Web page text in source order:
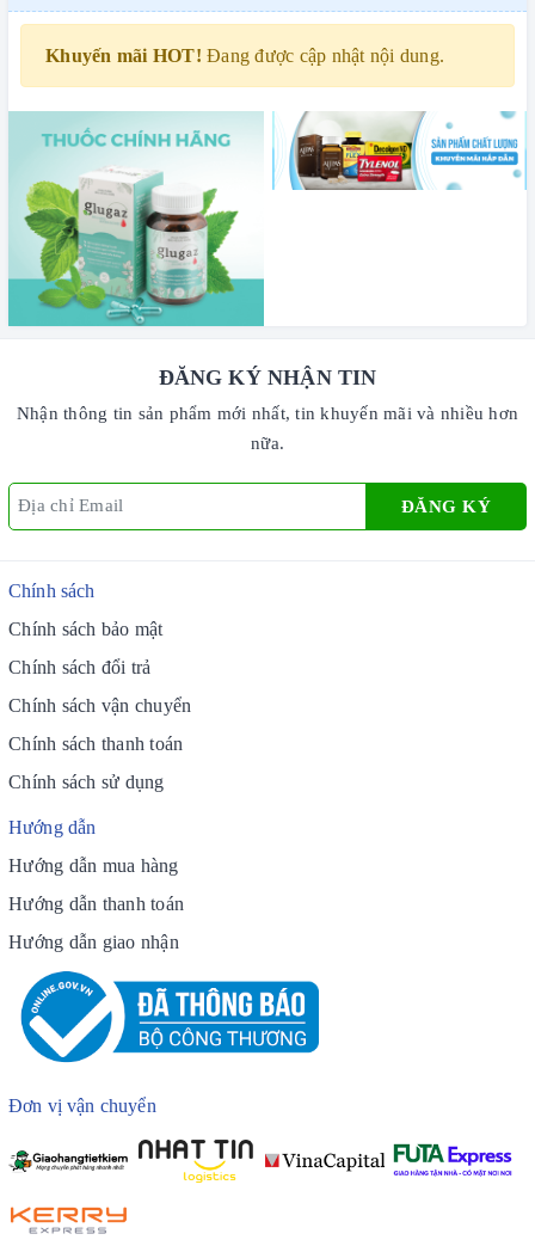
Khuyến mãi HOT! Đang được cập nhật nội dung.
ĐĂNG KÝ NHẬN TIN
Nhận thông tin sản phẩm mới nhất, tin khuyến mãi và nhiều hơn
nữa.
ĐĂNG KÝ
Chính sách
Chính sách bảo mật
Chính sách đổi trả
Chính sách vận chuyển
Chính sách thanh toán
Chính sách sử dụng
Hướng dẫn
Hướng dẫn mua hàng
Hướng dẫn thanh toán
Hướng dẫn giao nhận
Đơn vị vận chuyển